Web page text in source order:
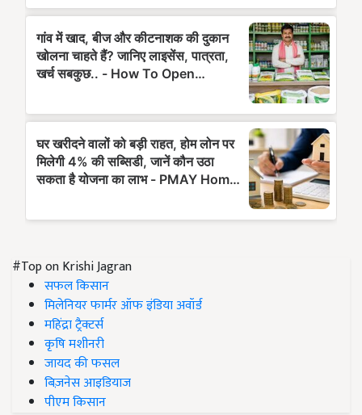
#Top on Krishi Jagran
सफल किसान
मिलेनियर फार्मर ऑफ इंडिया अवॉर्ड
महिंद्रा ट्रैक्टर्स
कृषि मशीनरी
जायद की फसल
बिज़नेस आइडियाज
पीएम किसान